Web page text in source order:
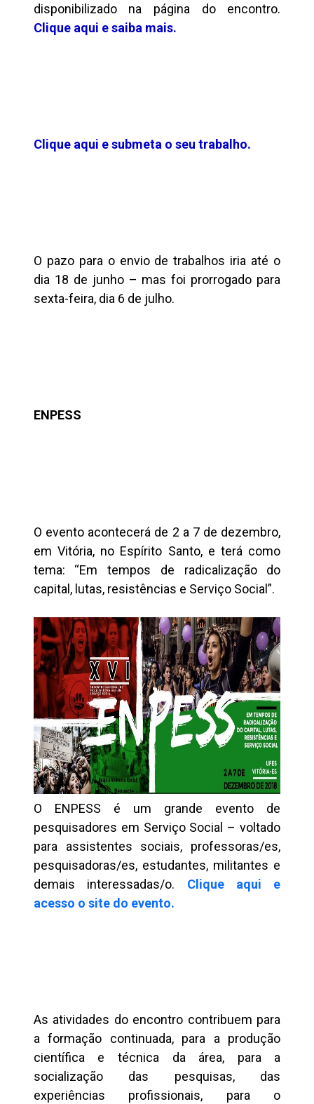
disponibilizado na página do encontro.
Clique aqui e saiba mais.
Clique aqui e submeta o seu trabalho.
O pazo para o envio de trabalhos iria até o
dia 18 de junho – mas foi prorrogado para
sexta-feira, dia 6 de julho.
ENPESS
O evento acontecerá de 2 a 7 de dezembro,
em Vitória, no Espírito Santo, e terá como
tema: “Em tempos de radicalização do
capital, lutas, resistências e Serviço Social”.
O ENPESS é um grande evento de
pesquisadores em Serviço Social – voltado
para assistentes sociais, professoras/es,
pesquisadoras/es, estudantes, militantes e
demais interessadas/o. Clique aqui e
acesso o site do evento.
As atividades do encontro contribuem para
a formação continuada, para a produção
científica e técnica da área, para a
socialização das pesquisas, das
experiências profissionais, para o